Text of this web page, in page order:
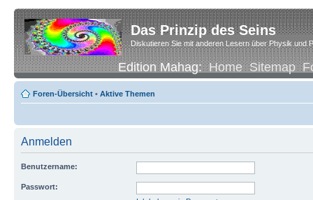
Das Prinzip des Seins
Diskutieren Sie mit anderen Lesern über Physik und
Edition Mahag:Home Sitemap
Foren-Übersicht • Aktive Themen
Anmelden
Benutzername:
Passwort: